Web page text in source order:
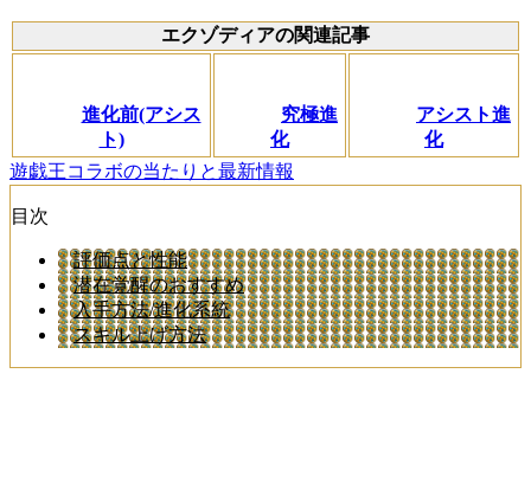
エクゾディアの関連記事
進化前(アシス
ト)
究極進
化
アシスト進
化
遊戯王コラボの当たりと最新情報
目次
評価点と性能
潜在覚醒のおすすめ
入手方法/進化系統
スキル上げ方法